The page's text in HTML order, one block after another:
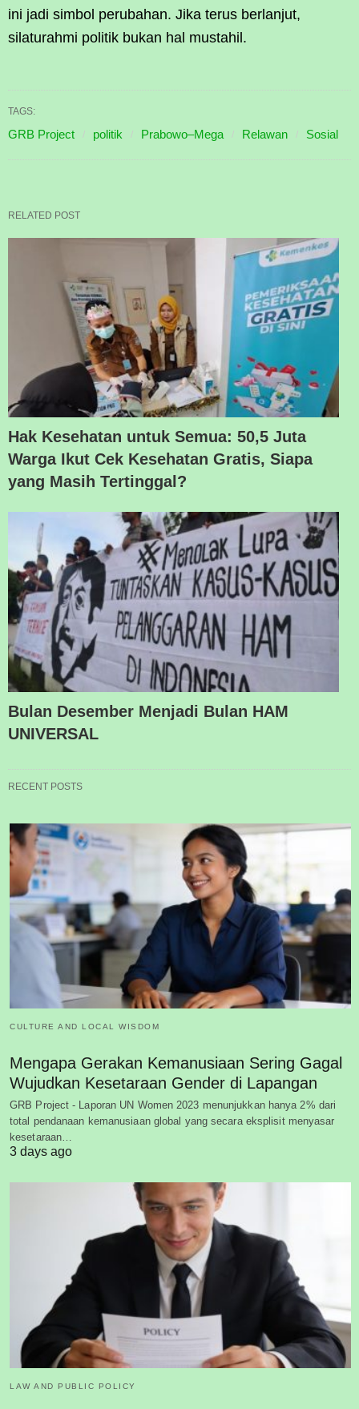
ini jadi simbol perubahan. Jika terus berlanjut,
silaturahmi politik bukan hal mustahil.
TAGS:
GRB Project politik Prabowo–Mega Relawan Sosial
RELATED POST
Hak Kesehatan untuk Semua: 50,5 Juta
Warga Ikut Cek Kesehatan Gratis, Siapa
yang Masih Tertinggal?
Bulan Desember Menjadi Bulan HAM
UNIVERSAL
RECENT POSTS
CULTURE AND LOCAL WISDOM
Mengapa Gerakan Kemanusiaan Sering Gagal
Wujudkan Kesetaraan Gender di Lapangan
GRB Project - Laporan UN Women 2023 menunjukkan hanya 2% dari
total pendanaan kemanusiaan global yang secara eksplisit menyasar
kesetaraan…
3 days ago
LAW AND PUBLIC POLICY